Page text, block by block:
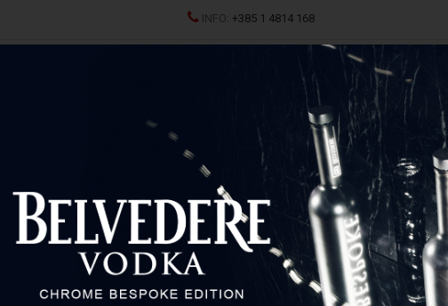
INFO: +385 1 4814 168
SPRITZ ŽESTOKA PIĆA ČAŠE I
Riedel RIEDEL Veritas Sauvignon Blanc